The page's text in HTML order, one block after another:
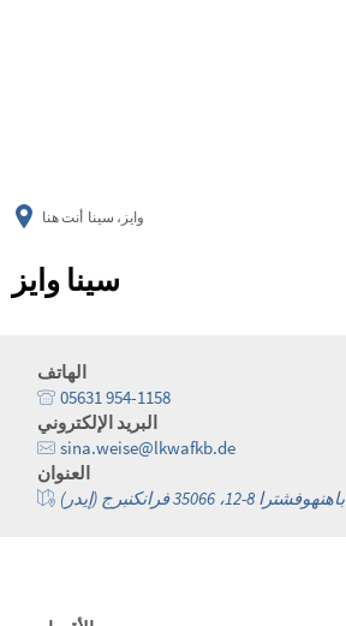
أنت هنا وايز، سينا
سينا وايز
الهاتف
05631 954-1158
البريد الإلكتروني
sina.weise@lkwafkb.de
العنوان
باهنهوفشترا 8-12، 35066 فرانكنبرج (إيدر)